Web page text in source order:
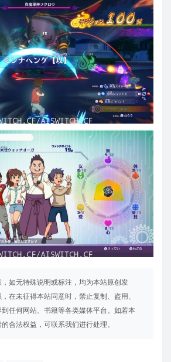
如无特殊说明或标注，均为本站原创发
在未征得本站同意时，禁止复制、盗用、
任何网站、书籍等各类媒体平台。如若本
合法权益，可联系我们进行处理。